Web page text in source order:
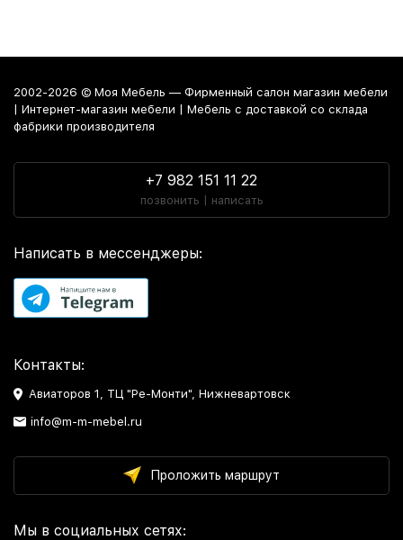
2002-2026 © Моя Мебель — Фирменный салон магазин мебели
| Интернет-магазин мебели | Мебель с доставкой со склада
фабрики производителя
+7 982 151 11 22
позвонить | написать
Написать в мессенджеры:
Контакты:
Авиаторов 1, ТЦ "Ре-Монти", Нижневартовск
info@m-m-mebel.ru
Проложить маршрут
Мы в социальных сетях: